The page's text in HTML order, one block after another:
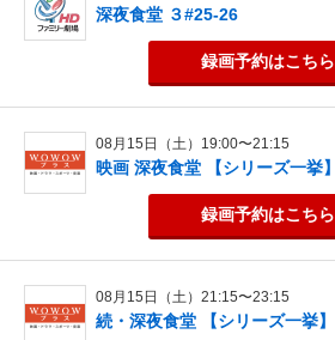
深夜食堂 ３#25-26
録画予約はこちら
08月15日（土）19:00〜21:15
映画 深夜食堂 【シリーズ一挙】
録画予約はこちら
08月15日（土）21:15〜23:15
続・深夜食堂 【シリーズ一挙】